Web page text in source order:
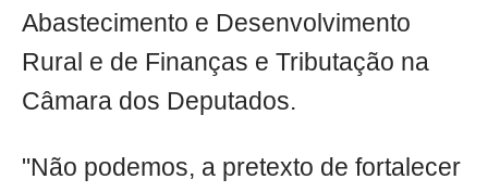
Abastecimento e Desenvolvimento
Rural e de Finanças e Tributação na
Câmara dos Deputados.
"Não podemos, a pretexto de fortalecer